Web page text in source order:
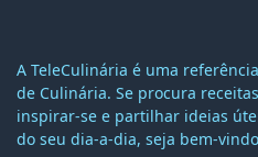
A TeleCulinária é uma
de Culinária. Se procura
inspirar-se e partilhar ideias
do seu dia-a-dia, seja bem-